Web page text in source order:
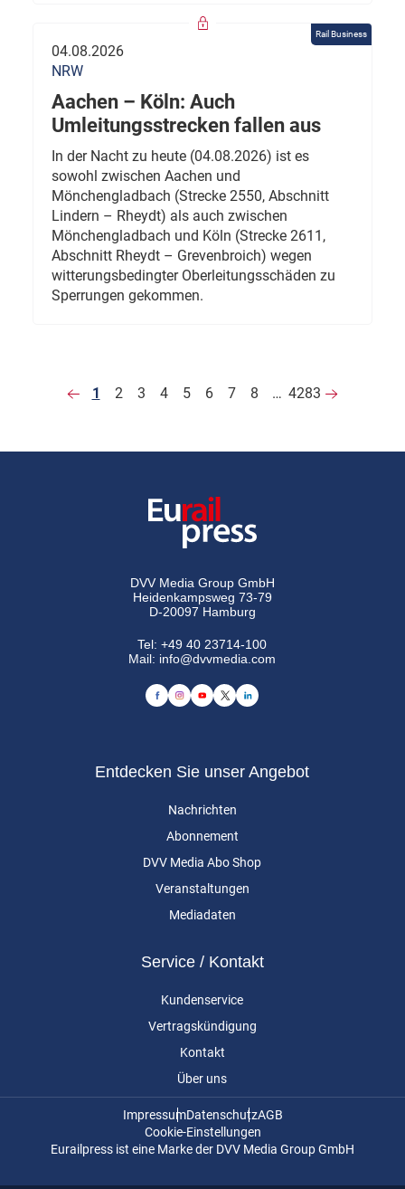
Rail Business
04.08.2026
NRW
Aachen – Köln: Auch
Umleitungsstrecken fallen aus
In der Nacht zu heute (04.08.2026) ist es
sowohl zwischen Aachen und
Mönchengladbach (Strecke 2550, Abschnitt
Lindern – Rheydt) als auch zwischen
Mönchengladbach und Köln (Strecke 2611,
Abschnitt Rheydt – Grevenbroich) wegen
witterungsbedingter Oberleitungsschäden zu
Sperrungen gekommen.
1 2 3 4 5 6 7 8 … 4283
DVV Media Group GmbH
Heidenkampsweg 73-79
D-20097 Hamburg
Tel:+49 40 23714-100
Mail: info@dvvmedia.com
Entdecken Sie unser Angebot
Nachrichten
Abonnement
DVV Media Abo Shop
Veranstaltungen
Mediadaten
Service / Kontakt
Kundenservice
Vertragskündigung
Kontakt
Über uns
ImpressumDatenschutzAGB
Cookie-Einstellungen
Eurailpress ist eine Marke der DVV Media Group GmbH